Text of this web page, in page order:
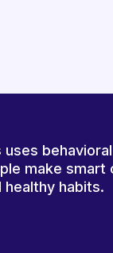
uses
make smart
healthy habits.